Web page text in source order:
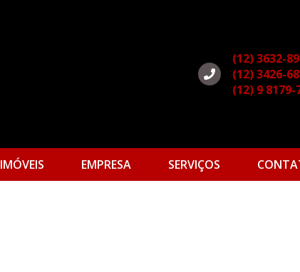
(12) 3632-
(12) 3426-
(12) 9 8179-
IMÓVEIS EMPRESA SERVIÇOS